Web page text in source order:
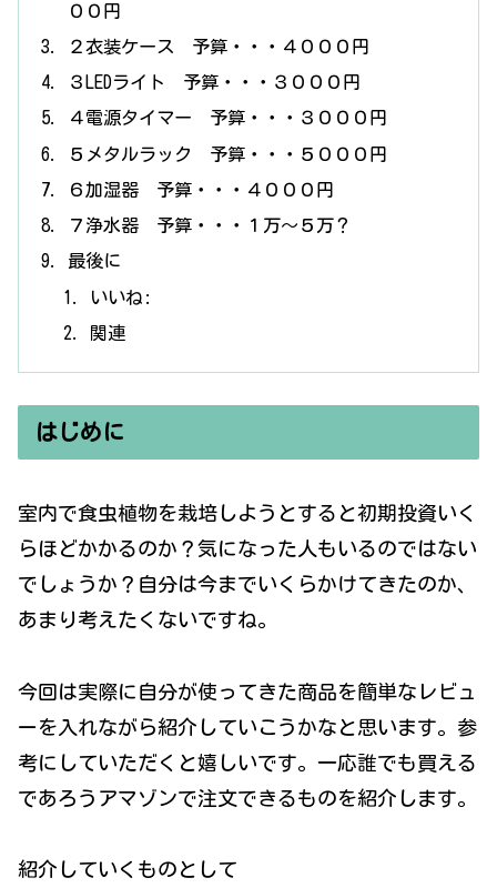
００円
２衣装ケース 予算・・・４０００円
３LEDライト 予算・・・３０００円
４電源タイマー 予算・・・３０００円
５メタルラック 予算・・・５０００円
６加湿器 予算・・・４０００円
７浄水器 予算・・・１万〜５万？
最後に
いいね:
関連
はじめに
室内で食虫植物を栽培しようとすると初期投資いく
らほどかかるのか？気になった人もいるのではない
でしょうか？自分は今までいくらかけてきたのか、
あまり考えたくないですね。
今回は実際に自分が使ってきた商品を簡単なレビュ
ーを入れながら紹介していこうかなと思います。参
考にしていただくと嬉しいです。一応誰でも買える
であろうアマゾンで注文できるものを紹介します。
紹介していくものとして